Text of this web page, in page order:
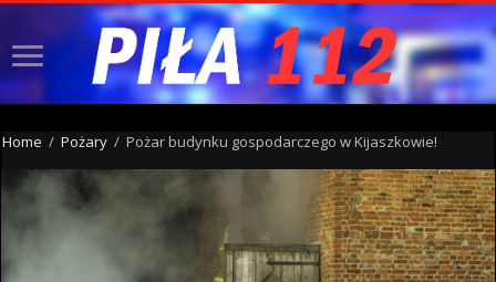
Home / Pożary / Pożar budynku gospodarczego w Kijaszkowie!